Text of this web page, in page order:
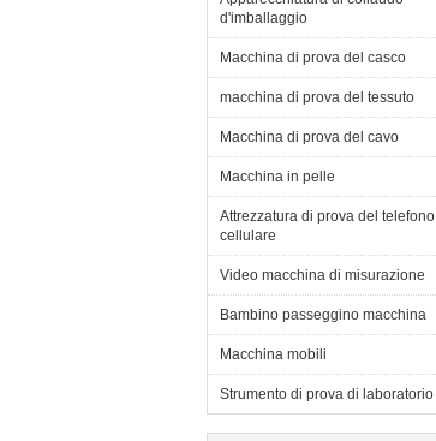
d'imballaggio
Macchina di prova del casco
macchina di prova del tessuto
Macchina di prova del cavo
Macchina in pelle
Attrezzatura di prova del telefono
cellulare
Video macchina di misurazione
Bambino passeggino macchina
Macchina mobili
Strumento di prova di laboratorio